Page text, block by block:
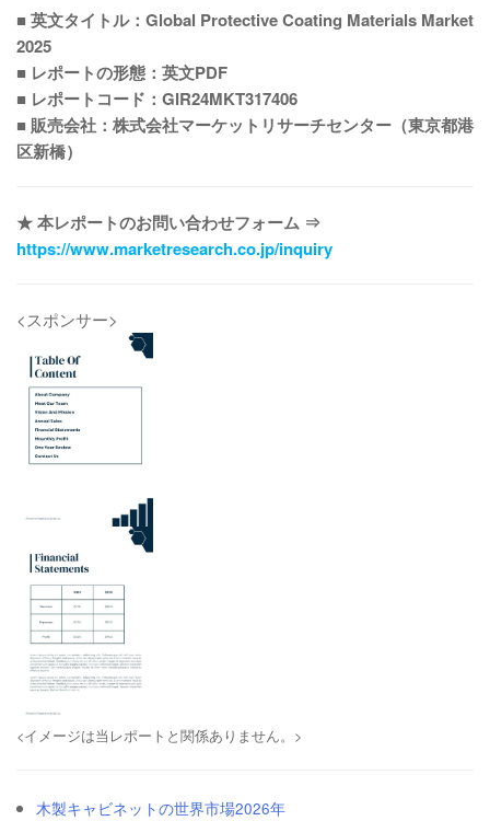
■ 英文タイトル：Global Protective Coating Materials Market
2025
■ レポートの形態：英文PDF
■ レポートコード：GIR24MKT317406
■ 販売会社：株式会社マーケットリサーチセンター（東京都港
区新橋）
★ 本レポートのお問い合わせフォーム ⇒
https://www.marketresearch.co.jp/inquiry
<スポンサー>
<イメージは当レポートと関係ありません。>
木製キャビネットの世界市場2026年